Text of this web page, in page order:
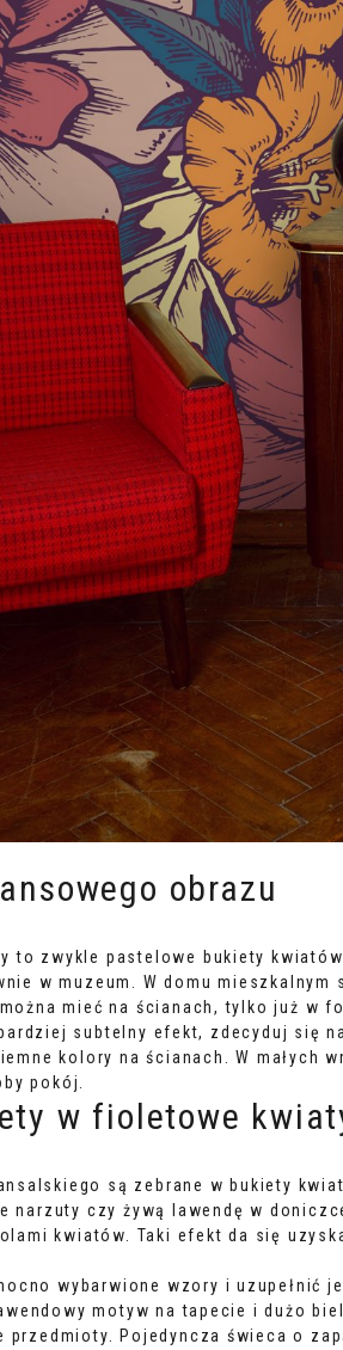
obrazu
to zwykle pastelowe bukiety
w muzeum. W domu
mieć na ścianach, tylko już
subtelny efekt, zdecyduj się
kolory na ścianach. W małych
pokój.
w fioletowe
są zebrane w bukiety
narzuty czy żywą lawendę w
kwiatów. Taki efekt da się
wybarwione wzory i
motyw na tapecie i dużo
Pojedyncza świeca o